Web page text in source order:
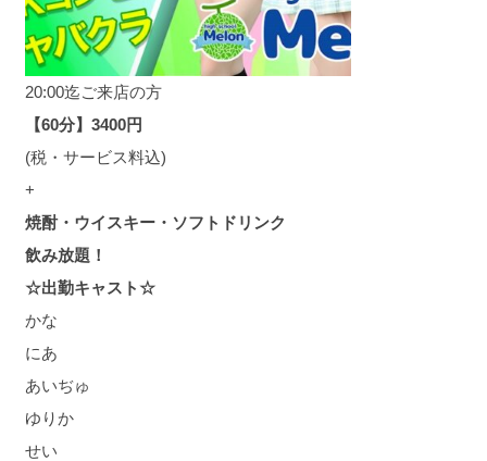
20:00迄ご来店の方
【60分】3400円
(税・サービス料込)
+
焼酎・ウイスキー・ソフトドリンク
飲み放題！
☆出勤キャスト☆
かな
にあ
あいぢゅ
ゆりか
せい